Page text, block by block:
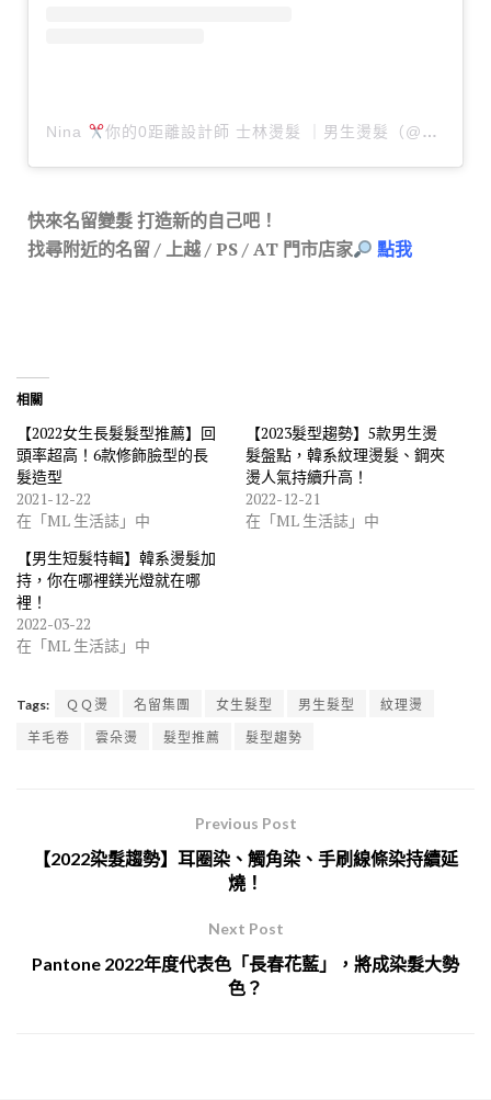
Nina 你的0距離設計師 士林燙髮 ｜男生燙髮（@nina_430）分享的貼文
快來名留變髮打造新的自己吧！
找尋附近的名留 / 上越 / PS / AT 門市店家
點我
相關
【2022女生長髮髮型推薦】回
頭率超高！6款修飾臉型的長
髮造型
2021-12-22
在「ML 生活誌」中
【2023髮型趨勢】5款男生燙
髮盤點，韓系紋理燙髮、鋼夾
燙人氣持續升高！
2022-12-21
在「ML 生活誌」中
【男生短髮特輯】韓系燙髮加
持，你在哪裡鎂光燈就在哪
裡！
2022-03-22
在「ML 生活誌」中
Tags: ＱＱ燙 名留集團 女生髮型 男生髮型
紋理燙
羊毛卷
雲朵燙 髮型推薦 髮型趨勢
Previous Post
【2022染髮趨勢】耳圈染、觸角染、手刷線條染持續延
燒！
Next Post
Pantone 2022年度代表色「長春花藍」，將成染髮大勢
色？